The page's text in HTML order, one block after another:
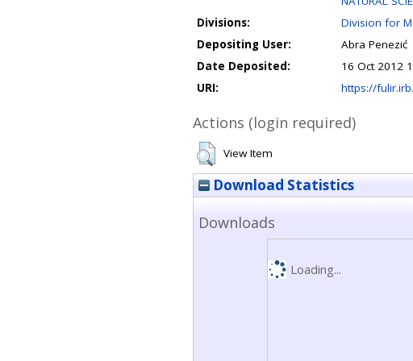
Divisions:
Division for
Depositing User:
Abra Penezić
Date Deposited:
16 Oct 2012
URI:
https://
Actions (login required)
View Item
Download Statistics
Downloads
Loading...